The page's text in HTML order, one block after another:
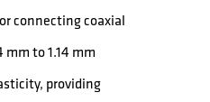
connecting coaxial
to 1.14 mm
providing